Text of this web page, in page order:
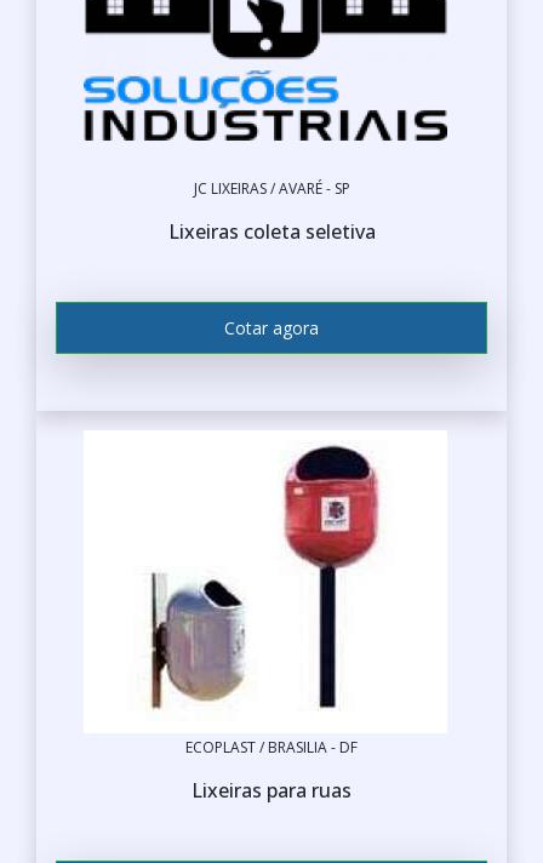
JC LIXEIRAS / AVARÉ - SP
Lixeiras coleta seletiva
Cotar agora
ECOPLAST / BRASILIA - DF
Lixeiras para ruas